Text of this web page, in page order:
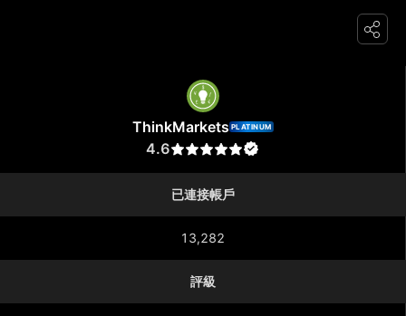
ThinkMarkets PLATINUM
4.6
已連接帳戶
13,282
評級